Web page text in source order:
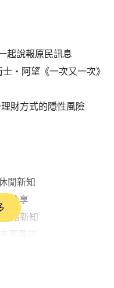
起說報原民訊息
・阿望《一次又一次》
財方式的隱性風險
閒新知
分享
路新知